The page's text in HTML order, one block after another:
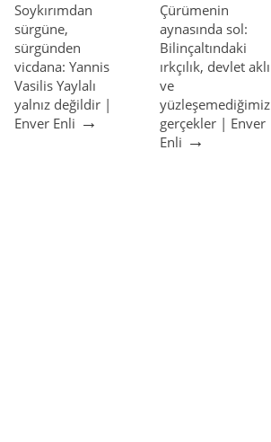
Soykırımdan
sürgüne,
sürgünden
vicdana: Yannis
Vasilis Yaylalı
yalnız değildir |
Enver Enli →
Çürümenin
aynasında sol:
Bilinçaltındaki
ırkçılık, devlet aklı
ve
yüzleşemediğimiz
gerçekler | Enver
Enli →